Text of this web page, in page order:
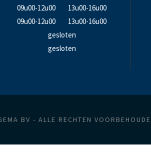
09u00-12u00
13u00-16u00
09u00-12u00
13u00-16u00
gesloten
gesloten
BV - ALLE RECHTEN